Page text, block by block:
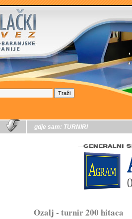
gdje sam: TURNIRI
Ozalj - turnir 200 hitaca